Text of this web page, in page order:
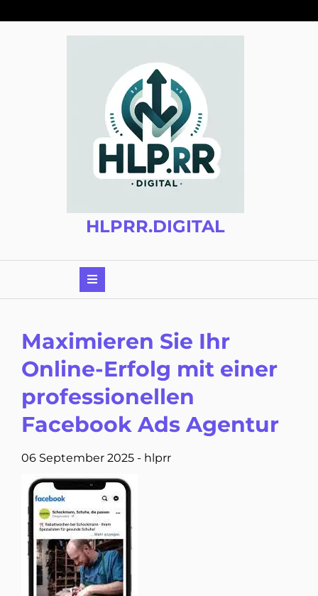
Inhalt
HLPRR.DIGITAL
Maximieren Sie Ihr
Online-Erfolg mit einer
professionellen
Facebook Ads Agentur
06 September 2025 - hlprr